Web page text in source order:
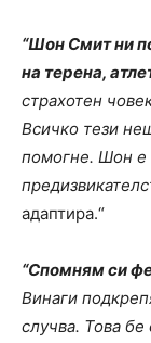
“Шон Смит ни
на терена,
страхотен
Всичко тези
помогне. Шон е
адаптира.“
“Спомням си
Винаги
случва. Това